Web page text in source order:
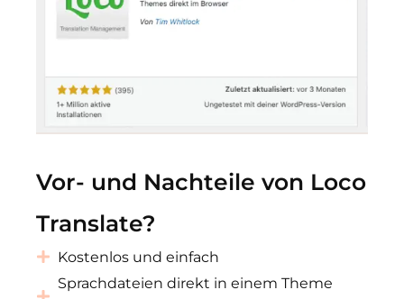
Vor- und Nachteile von Loco
Translate?
Kostenlos und einfach
Sprachdateien direkt in einem Theme